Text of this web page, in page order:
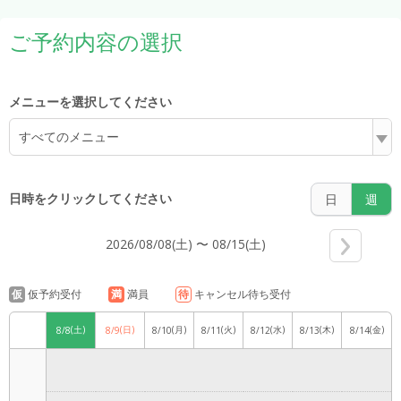
ご予約内容の選択
メニューを選択してください
すべてのメニュー
日時をクリックしてください 日 週
2026/08/08(土) 〜 08/15(土)
仮 仮予約受付 満 満員 待 キャンセル待ち受付
8/8(土) 8/9(日) 8/10(月) 8/11(火) 8/12(水) 8/13(木) 8/14(金)